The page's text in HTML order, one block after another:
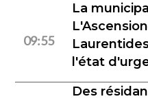
09:55
La
l'état
Des